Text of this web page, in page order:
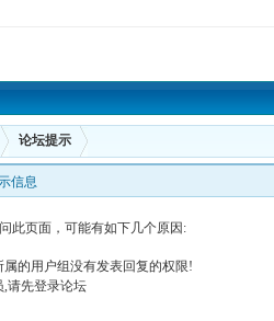
论坛提示
信息
此页面，可能有如下几个原因:
属的用户组没有发表回复的权限!
,请先登录论坛